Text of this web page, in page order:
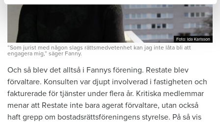
Foto: Ida Karlsson
Foto: Ida Karlsson
”Som jurist med någon slags rättsmedvetenhet kan jag inte låta bli att
engagera mig,” säger Fanny.
Och så blev det alltså i Fannys förening. Restate blev
förvaltare. Konsulten var djupt involverad i fastigheten och
fakturerade för tjänster under flera år. Kritiska medlemmar
menar att Restate inte bara agerat förvaltare, utan också
haft grepp om bostadsrättsföreningens styrelse. På så vis